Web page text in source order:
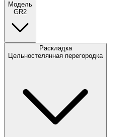
Модель
GR2
Раскладка
Цельностелянная перегородка